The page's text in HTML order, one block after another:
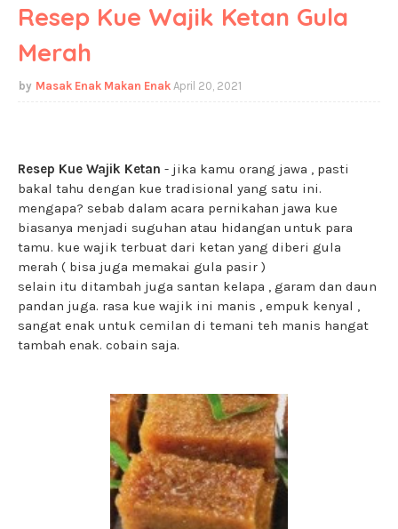
Resep Kue Wajik Ketan Gula
Merah
Masak Enak Makan Enak April 20, 2021
Resep Kue Wajik Ketan - jika kamu orang jawa , pasti
bakal tahu dengan kue tradisional yang satu ini.
mengapa? sebab dalam acara pernikahan jawa kue
biasanya menjadi suguhan atau hidangan untuk para
tamu. kue wajik terbuat dari ketan yang diberi gula
merah ( bisa juga memakai gula pasir )
selain itu ditambah juga santan kelapa , garam dan daun
pandan juga. rasa kue wajik ini manis , empuk kenyal ,
sangat enak untuk cemilan di temani teh manis hangat
tambah enak. cobain saja.